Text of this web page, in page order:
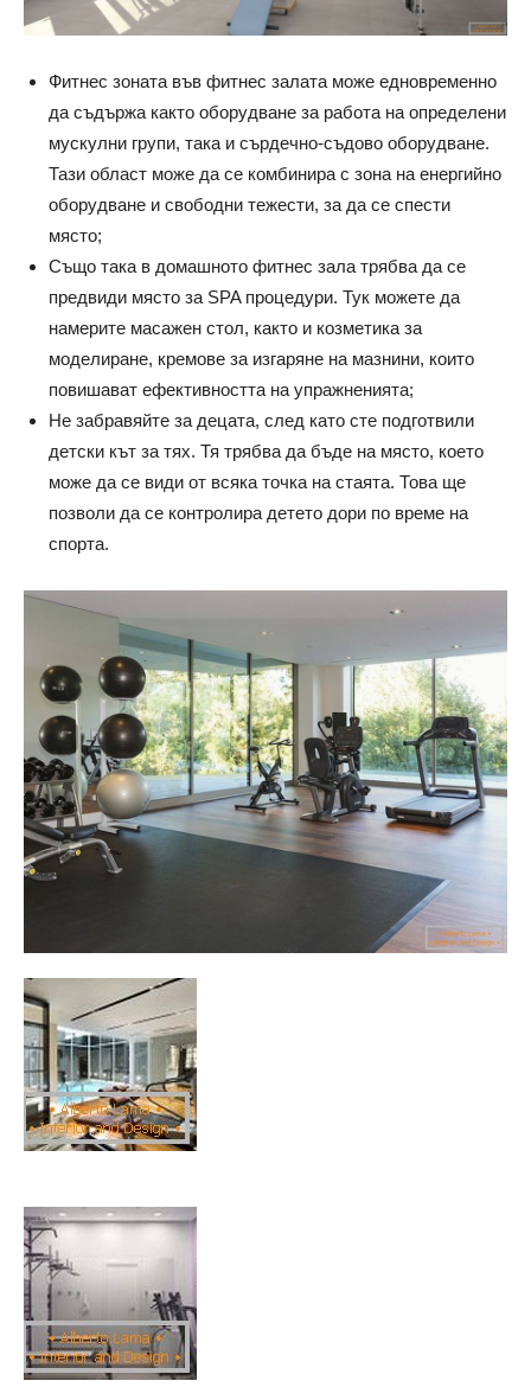
Фитнес зоната във фитнес залата може едновременно
да съдържа както оборудване за работа на определени
мускулни групи, така и сърдечно-съдово оборудване.
Тази област може да се комбинира с зона на енергийно
оборудване и свободни тежести, за да се спести
място;
Също така в домашното фитнес зала трябва да се
предвиди място за SPA процедури. Тук можете да
намерите масажен стол, както и козметика за
моделиране, кремове за изгаряне на мазнини, които
повишават ефективността на упражненията;
Не забравяйте за децата, след като сте подготвили
детски кът за тях. Тя трябва да бъде на място, което
може да се види от всяка точка на стаята. Това ще
позволи да се контролира детето дори по време на
спорта.